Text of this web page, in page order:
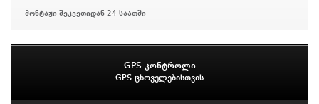
მონტაჟი შეკვეთიდან 24 საათში
GPS კონტროლი
GPS ცხოველებისთვის